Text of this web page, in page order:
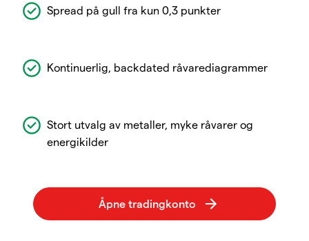
Spread på gull fra kun 0,3 punkter
Kontinuerlig, backdated råvarediagrammer
Stort utvalg av metaller, myke råvarer og
energikilder